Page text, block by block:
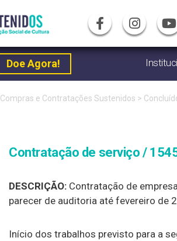
Doe Agora!
Compras e Contratações Sustenidos >
Contratação de serviço /
DESCRIÇÃO: Contratação de
parecer de auditoria até fevereiro de
Início dos trabalhos previsto para a